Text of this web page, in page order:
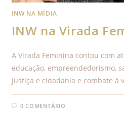
INW NA MÍDIA
INW na Virada
A Virada Feminina contou com
educação, empreendedorismo,
justiça e cidadania e combate à
0 COMENTÁRIO